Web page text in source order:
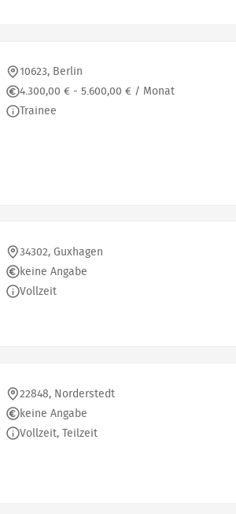
10623, Berlin
4.300,00 € - 5.600,00 € / Monat
Trainee
34302, Guxhagen
keine Angabe
Vollzeit
22848, Norderstedt
keine Angabe
Vollzeit, Teilzeit